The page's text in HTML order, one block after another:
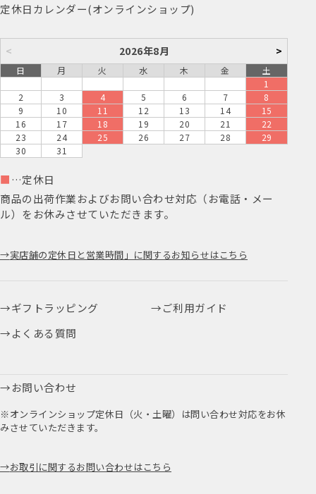
定休日カレンダー(オンラインショップ)
< 2026年8月 >
日 月 火 水 木 金
土
1
2
3 4 5 6 7
8
9
10 11 12 13 14
15
16
17 18 19 20 21
22
23
24 25 26 27 28
29
30
31
■ …定休日
商品の出荷作業およびお問い合わせ対応（お電話・メー
ル）をお休みさせていただきます。
実店舗の定休日と営業時間」に関するお知らせはこちら
ギフトラッピング
ご利用ガイド
よくある質問
お問い合わせ
※オンラインショップ定休日（火・土曜）は問い合わせ対応をお休
みさせていただきます。
お取引に関するお問い合わせはこちら